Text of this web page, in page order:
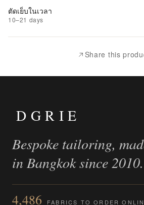
|
ตัดเย็บในเวลา
10–21 days
Share this
DGRIE
Bespoke tailoring,
in Bangkok since 2010.
4,486
FABRICS TO ORDER